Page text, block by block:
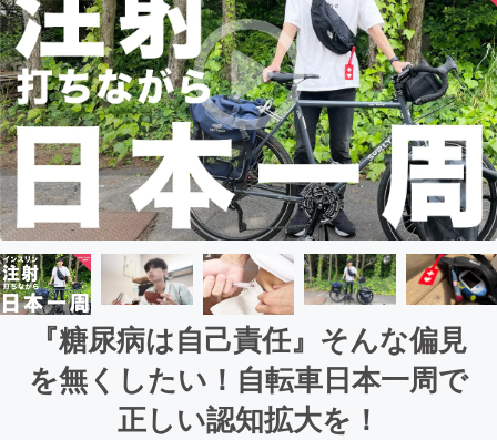
『糖尿病は自己責任』そんな偏見
を無くしたい！自転車日本一周で
正しい認知拡大を！